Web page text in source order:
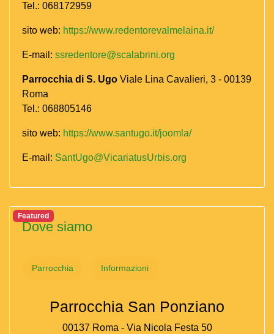
Tel.: 068172959
sito web: https://www.redentorevalmelaina.it/
E-mail: ssredentore@scalabrini.org
Parrocchia di S. Ugo Viale Lina Cavalieri, 3 - 00139
Roma
Tel.: 068805146
sito web: https://www.santugo.it/joomla/
E-mail: SantUgo@VicariatusUrbis.org
Featured
Dove siamo
Parrocchia Informazioni
Parrocchia San Ponziano
00137 Roma - Via Nicola Festa 50